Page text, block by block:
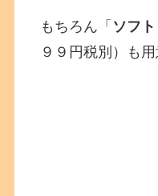
もちろん「 ソフ
９９円税別）も